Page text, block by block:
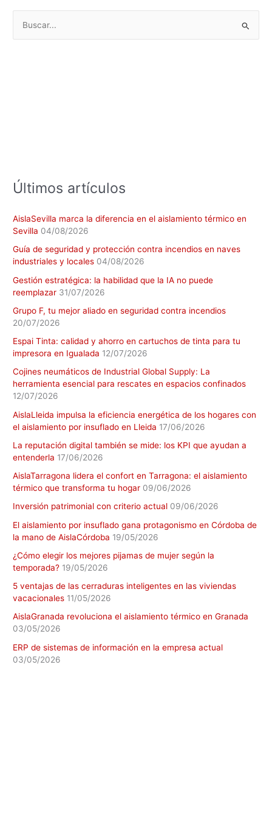
Últimos artículos
AislaSevilla marca la diferencia en el aislamiento térmico en
Sevilla 04/08/2026
Guía de seguridad y protección contra incendios en naves
industriales y locales 04/08/2026
Gestión estratégica: la habilidad que la IA no puede
reemplazar 31/07/2026
Grupo F, tu mejor aliado en seguridad contra incendios
20/07/2026
Espai Tinta: calidad y ahorro en cartuchos de tinta para tu
impresora en Igualada 12/07/2026
Cojines neumáticos de Industrial Global Supply: La
herramienta esencial para rescates en espacios confinados
12/07/2026
AislaLleida impulsa la eficiencia energética de los hogares con
el aislamiento por insuflado en Lleida 17/06/2026
La reputación digital también se mide: los KPI que ayudan a
entenderla 17/06/2026
AislaTarragona lidera el confort en Tarragona: el aislamiento
térmico que transforma tu hogar 09/06/2026
Inversión patrimonial con criterio actual 09/06/2026
El aislamiento por insuflado gana protagonismo en Córdoba de
la mano de AislaCórdoba 19/05/2026
¿Cómo elegir los mejores pijamas de mujer según la
temporada? 19/05/2026
5 ventajas de las cerraduras inteligentes en las viviendas
vacacionales 11/05/2026
AislaGranada revoluciona el aislamiento térmico en Granada
03/05/2026
ERP de sistemas de información en la empresa actual
03/05/2026